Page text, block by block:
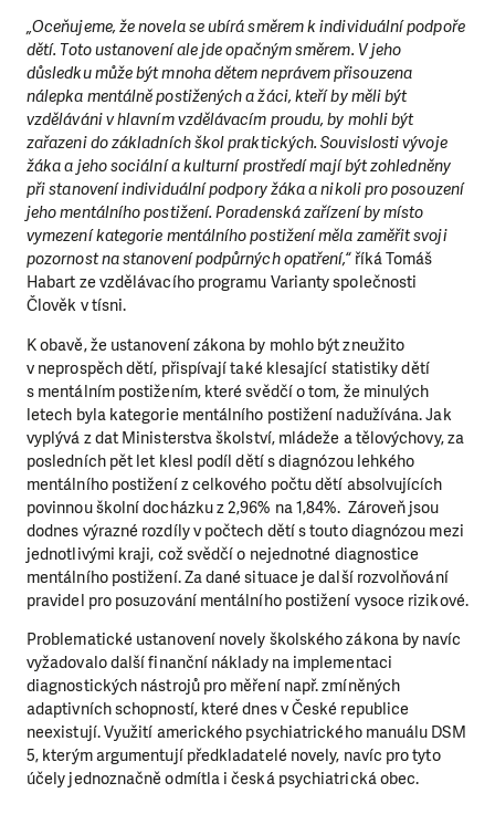
„Oceňujeme, že novela se ubírá směrem k individuální podpoře
dětí. Toto ustanovení ale jde opačným směrem. V jeho
důsledku může být mnoha dětem neprávem přisouzena
nálepka mentálně postižených a žáci, kteří by měli být
vzděláváni v hlavním vzdělávacím proudu, by mohli být
zařazeni do základních škol praktických. Souvislosti vývoje
žáka a jeho sociální a kulturní prostředí mají být zohledněny
při stanovení individuální podpory žáka a nikoli pro posouzení
jeho mentálního postižení. Poradenská zařízení by místo
vymezení kategorie mentálního postižení měla zaměřit svoji
pozornost na stanovení podpůrných opatření,“říká Tomáš
Habart ze vzdělávacího programu Varianty společnosti
Člověk v tísni.
K obavě, že ustanovení zákona by mohlo být zneužito
v neprospěch dětí, přispívají také klesající statistiky dětí
s mentálním postižením, které svědčí o tom, že minulých
letech byla kategorie mentálního postižení nadužívána. Jak
vyplývá z dat Ministerstva školství, mládeže a tělovýchovy, za
posledních pět let klesl podíl dětí s diagnózou lehkého
mentálního postižení z celkového počtu dětí absolvujících
povinnou školní docházku z 2,96% na 1,84%. Zároveň jsou
dodnes výrazné rozdíly v počtech dětí s touto diagnózou mezi
jednotlivými kraji, což svědčí o nejednotné diagnostice
mentálního postižení. Za dané situace je další rozvolňování
pravidel pro posuzování mentálního postižení vysoce rizikové.
Problematické ustanovení novely školského zákona by navíc
vyžadovalo další finanční náklady na implementaci
diagnostických nástrojů pro měření např. zmíněných
adaptivních schopností, které dnes v České republice
neexistují. Využití amerického psychiatrického manuálu DSM
5, kterým argumentují předkladatelé novely, navíc pro tyto
účely jednoznačně odmítla i česká psychiatrická obec.
LÍBÍ SE VÁM, CO DĚLÁME?